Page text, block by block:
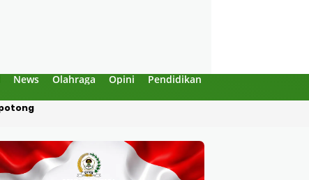
News Olahraga Opini Pendidikan